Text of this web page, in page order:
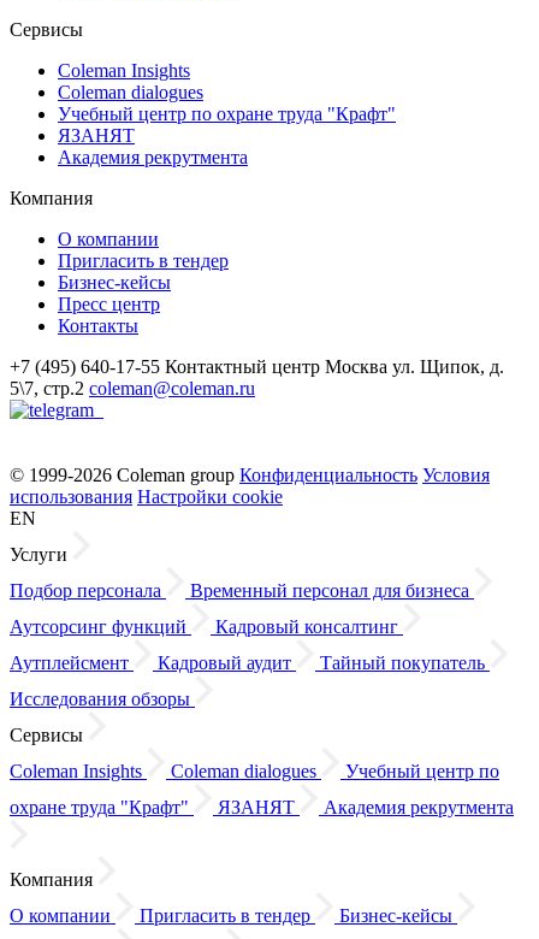
Сервисы
Coleman Insights
Coleman dialogues
Учебный центр по охране труда "Крафт"
ЯЗАНЯТ
Академия рекрутмента
Компания
О компании
Пригласить в тендер
Бизнес-кейсы
Пресс центр
Контакты
+7 (495) 640-17-55 Контактный центр Москва ул. Щипок, д.
5\7, стр.2 coleman@coleman.ru
© 1999-2026 Coleman group Конфиденциальность Условия
использования Настройки cookie
EN
Услуги
Подбор персонала
Временный персонал для бизнеса
Аутсорсинг функций
Кадровый консалтинг
Аутплейсмент
Кадровый аудит
Тайный покупатель
Исследования обзоры
Сервисы
Coleman Insights
Coleman dialogues
Учебный центр по
охране труда "Крафт"
ЯЗАНЯТ Академия рекрутмента
Компания
О компании
Пригласить в тендер
Бизнес-кейсы